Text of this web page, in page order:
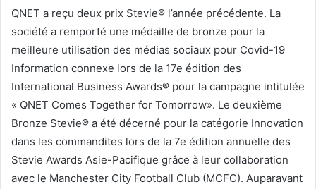
QNET a reçu deux prix Stevie® l’année précédente. La
société a remporté une médaille de bronze pour la
meilleure utilisation des médias sociaux pour Covid-19
Information connexe lors de la 17e édition des
International Business Awards® pour la campagne intitulée
« QNET Comes Together for Tomorrow». Le deuxième
Bronze Stevie® a été décerné pour la catégorie Innovation
dans les commandites lors de la 7e édition annuelle des
Stevie Awards Asie-Pacifique grâce à leur collaboration
avec le Manchester City Football Club (MCFC). Auparavant